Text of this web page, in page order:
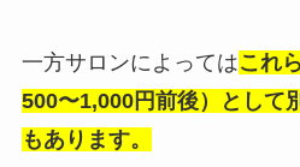
一方サロンによってはこれ
500〜1,000円前後）として
もあります。